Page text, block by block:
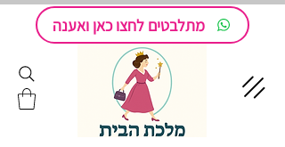
מתלבטים לחצו כאן ואענה